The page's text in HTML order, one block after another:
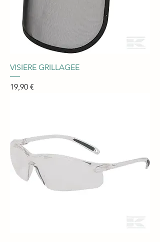
VISIERE GRILLAGEE
Prix
19,90 €